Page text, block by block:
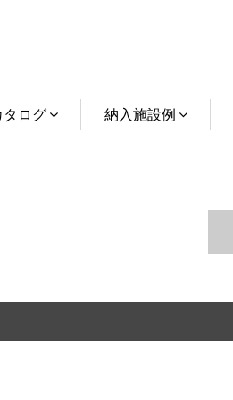
タログ 納入施設例